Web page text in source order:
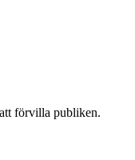
förvilla publiken.